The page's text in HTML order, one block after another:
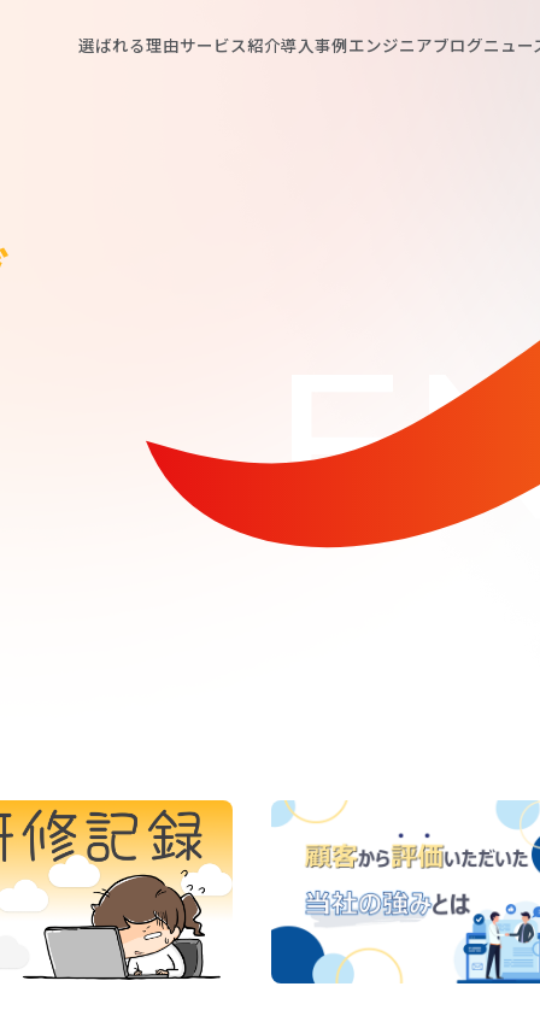
選ばれる理由サービス紹介導入事例エンジニアブログニュー